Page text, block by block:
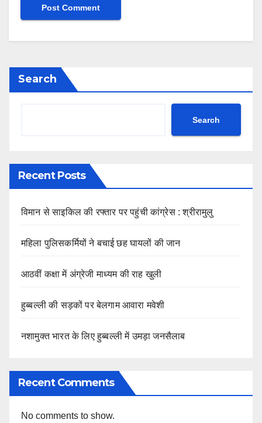
Search
Search
Recent Posts
विमान से साइकिल की रफ्तार पर पहुंची कांग्रेस : श्रीरामुलु
महिला पुलिसकर्मियों ने बचाई छह घायलों की जान
आठवीं कक्षा में अंग्रेजी माध्यम की राह खुली
हुब्बल्ली की सड़कों पर बेलगाम आवारा मवेशी
नशामुक्त भारत के लिए हुब्बल्ली में उमड़ा जनसैलाब
Recent Comments
No comments to show.